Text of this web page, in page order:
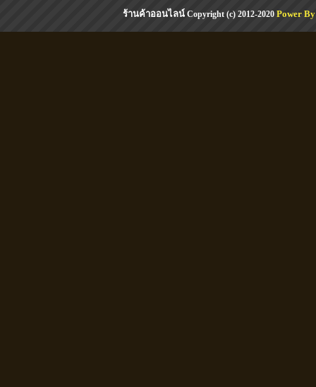
ร้านค้าออนไลน์ Copyright (c) 2012-2020Power